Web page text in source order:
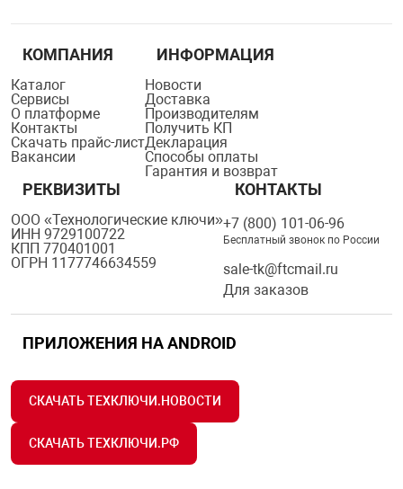
КОМПАНИЯ
Каталог
Сервисы
О платформе
Контакты
Скачать прайс-лист
Вакансии
ИНФОРМАЦИЯ
Новости
Доставка
Производителям
Получить КП
Декларация
Способы оплаты
Гарантия и возврат
РЕКВИЗИТЫ
ООО «Технологические ключи»
ИНН 9729100722
КПП 770401001
ОГРН 1177746634559
КОНТАКТЫ
+7 (800) 101-06-96
Бесплатный звонок по России
sale-tk@ftcmail.ru
Для заказов
ПРИЛОЖЕНИЯ НА ANDROID
СКАЧАТЬ ТЕХКЛЮЧИ.НОВОСТИ
СКАЧАТЬ ТЕХКЛЮЧИ.РФ